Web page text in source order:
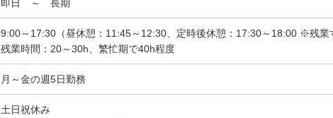
即日 ～ 長期
9:00～17:30（昼休憩：11:45～12:30、定時後休憩：17:30～18:00 ※残業
残業時間：20～30h、繁忙期で40h程度
月～金の週5日勤務
土日祝休み